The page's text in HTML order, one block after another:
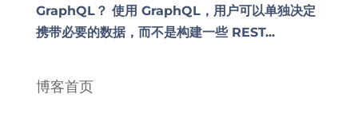
GraphQL？ 使用 GraphQL，用户可以单独决定
携带必要的数据，而不是构建一些 REST...
博客首页